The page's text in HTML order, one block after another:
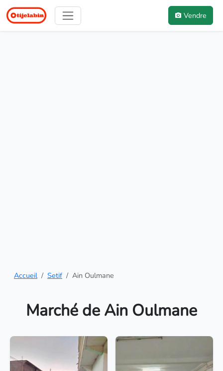
Vendre
Accueil Setif Ain Oulmane
Marché de Ain Oulmane